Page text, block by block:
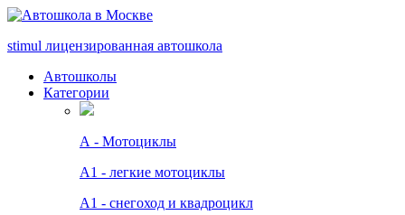
stimul лицензированная автошкола
Автошколы
Категории
А - Мотоциклы
A1 - легкие мотоциклы
A1 - снегоход и квадроцикл